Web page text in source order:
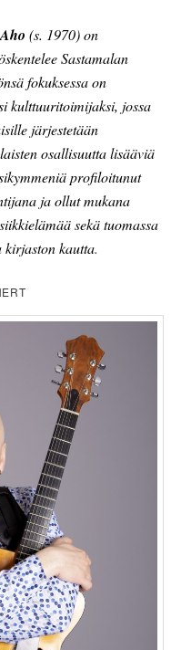
(s. 1970) on
Sastamalan
fokuksessa on
kulttuuritoimijaksi, jossa
järjestetään
osallisuutta lisääviä
profiloitunut
ja ollut mukana
sekä tuomassa
kirjaston kautta.